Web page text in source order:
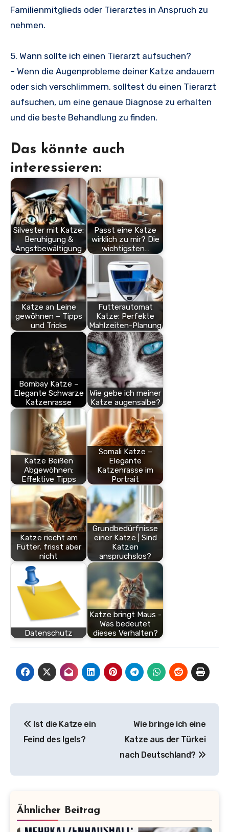
Familienmitglieds oder Tierarztes in Anspruch zu
nehmen.
5. Wann sollte ich einen Tierarzt aufsuchen?
– Wenn die Augenprobleme deiner Katze andauern
oder sich verschlimmern, solltest du einen Tierarzt
aufsuchen, um eine genaue Diagnose zu erhalten
und die beste Behandlung zu finden.
Das könnte auch
interessieren:
Silvester mit Katze:
Beruhigung &
Angstbewältigung
Passt eine Katze
wirklich zu mir? Die
wichtigsten…
Katze an Leine
gewöhnen – Tipps
und Tricks
Futterautomat
Katze: Perfekte
Mahlzeiten-Planung
Bombay Katze –
Elegante Schwarze
Katzenrasse
Wie gebe ich meiner
Katze augensalbe?
Katze Beißen
Abgewöhnen:
Effektive Tipps
Somali Katze –
Elegante
Katzenrasse im
Portrait
Katze riecht am
Futter, frisst aber
nicht
Grundbedürfnisse
einer Katze | Sind
Katzen
anspruchslos?
Datenschutz
Katze bringt Maus -
Was bedeutet
dieses Verhalten?
Ist die Katze ein
Feind des Igels?
Wie bringe ich eine
Katze aus der Türkei
nach Deutschland?
Ähnlicher Beitrag